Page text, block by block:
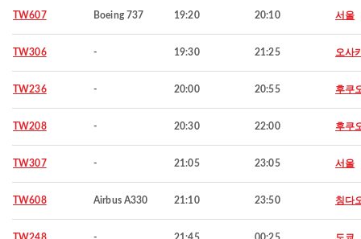
TW607 Boeing 737 19:20 20:10 서울
TW306 - 19:30 21:25 오사
TW236 - 20:00 20:55 후쿠
TW208 - 20:30 22:00 후쿠
TW307 - 21:05 23:05 서울
TW608 Airbus A330 21:10 23:50 칭다